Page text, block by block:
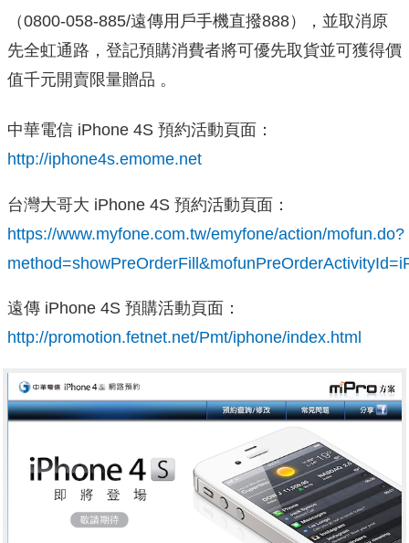
（0800-058-885/遠傳用戶手機直撥888），並取消原
先全虹通路，登記預購消費者將可優先取貨並可獲得價
值千元開賣限量贈品 。
中華電信 iPhone 4S 預約活動頁面：
http://iphone4s.emome.net
台灣大哥大 iPhone 4S 預約活動頁面：
https://www.myfone.com.tw/emyfone/action/mofun.do?
遠傳 iPhone 4S 預購活動頁面：
http://promotion.fetnet.net/Pmt/iphone/index.html